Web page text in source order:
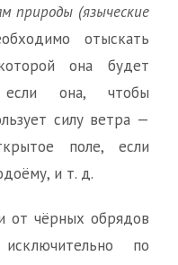
природы (языческие
отыскать
она будет
если она, чтобы
силу ветра —
поле, если
и т. д.
от чёрных обрядов
по